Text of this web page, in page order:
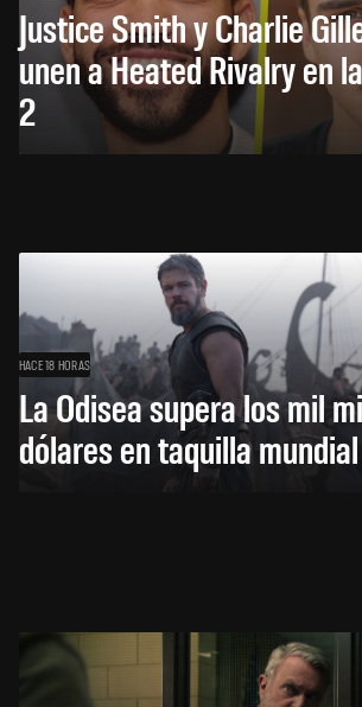
Justice Smith y Charlie
unen a Heated Rivalry en
2
HACE 18 HORAS
La Odisea supera los mil
dólares en taquilla mundial